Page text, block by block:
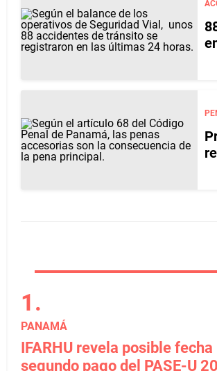
PANAMÁ
IFARHU revela posible fecha
segundo pago del PASE-U